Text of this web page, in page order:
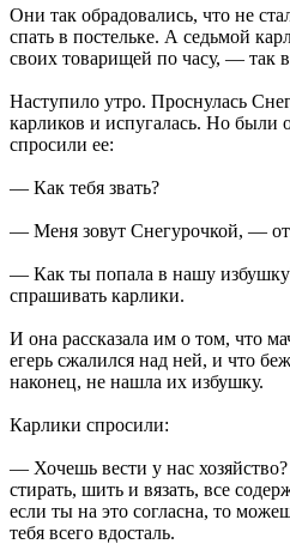
Они так обрадовались, что не
спать в постельке. А седьмой
своих товарищей по часу, — так
Наступило утро. Проснулась
карликов и испугалась. Но были
спросили ее:
— Как тебя звать?
— Меня зовут Снегурочкой, —
— Как ты попала в нашу
спрашивать карлики.
И она рассказала им о том, что
егерь сжалился над ней, и что
наконец, не нашла их избушку.
Карлики спросили:
— Хочешь вести у нас хозяйство?
стирать, шить и вязать, все
если ты на это согласна, то
тебя всего вдосталь.